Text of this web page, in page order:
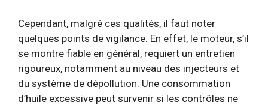
Cependant, malgré ces qualités, il faut noter
quelques points de vigilance. En effet, le moteur, s’il
se montre fiable en général, requiert un entretien
rigoureux, notamment au niveau des injecteurs et
du système de dépollution. Une consommation
d’huile excessive peut survenir si les contrôles ne